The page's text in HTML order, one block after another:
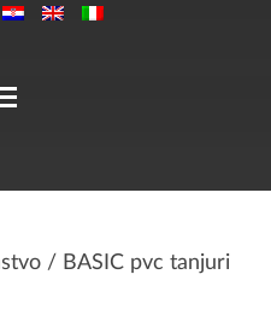
/ BASIC pvc tanjuri